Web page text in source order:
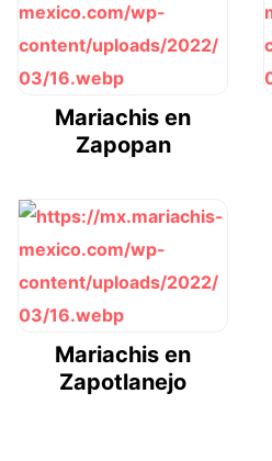
Mariachis en
Zapopan
Mariachis en
Zapotlanejo